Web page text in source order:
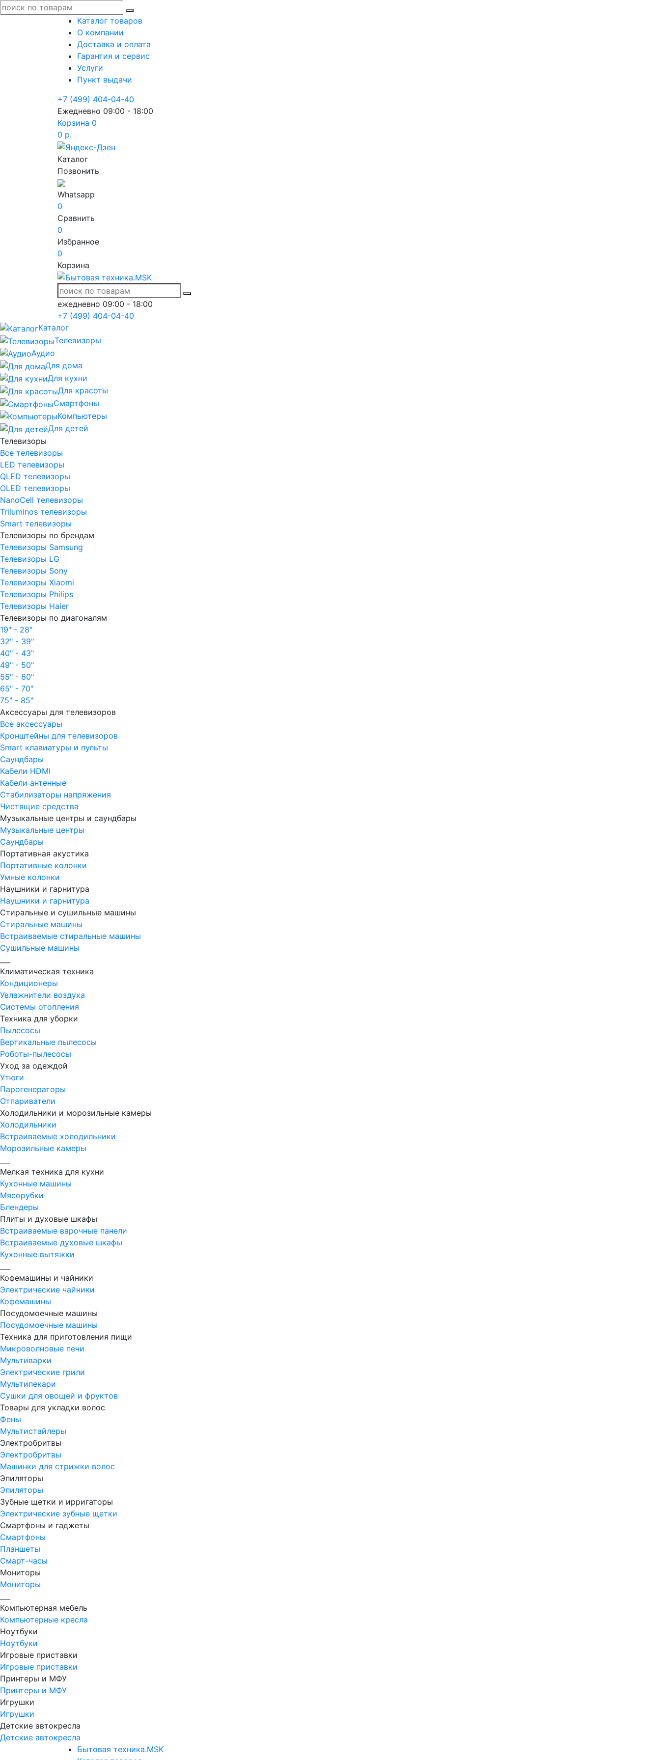
Каталог товаров
О компании
Доставка и оплата
Гарантия и сервис
Услуги
Пункт выдачи
+7 (499) 404-04-40
Ежедневно 09:00 - 18:00
Корзина 0
0 р.
Каталог
Позвонить
Whatsapp
0
Сравнить
0
Избранное
0
Корзина
ежедневно 09:00 - 18:00
+7 (499) 404-04-40
Каталог
Телевизоры
Аудио
Для дома
Для кухни
Для красоты
Смартфоны
Компьютеры
Для детей
Телевизоры
Все телевизоры
LED телевизоры
QLED телевизоры
OLED телевизоры
NanoCell телевизоры
Triluminos телевизоры
Smart телевизоры
Телевизоры по брендам
Телевизоры Samsung
Телевизоры LG
Телевизоры Sony
Телевизоры Xiaomi
Телевизоры Philips
Телевизоры Haier
Телевизоры по диагоналям
19" - 28"
32" - 39"
40" - 43"
49" - 50"
55" - 60"
65" - 70"
75" - 85"
Аксессуары для телевизоров
Все аксессуары
Кронштейны для телевизоров
Smart клавиатуры и пульты
Саундбары
Кабели HDMI
Кабели антенные
Стабилизаторы напряжения
Чистящие средства
Музыкальные центры и саундбары
Музыкальные центры
Саундбары
Портативная акустика
Портативные колонки
Умные колонки
Наушники и гарнитура
Наушники и гарнитура
Стиральные и сушильные машины
Стиральные машины
Встраиваемые стиральные машины
Сушильные машины
Климатическая техника
Кондиционеры
Увлажнители воздуха
Системы отопления
Техника для уборки
Пылесосы
Вертикальные пылесосы
Роботы-пылесосы
Уход за одеждой
Утюги
Парогенераторы
Отпариватели
Холодильники и морозильные камеры
Холодильники
Встраиваемые холодильники
Морозильные камеры
Мелкая техника для кухни
Кухонные машины
Мясорубки
Блендеры
Плиты и духовые шкафы
Встраиваемые варочные панели
Встраиваемые духовые шкафы
Кухонные вытяжки
Кофемашины и чайники
Электрические чайники
Кофемашины
Посудомоечные машины
Посудомоечные машины
Техника для приготовления пищи
Микроволновые печи
Мультиварки
Электрические грили
Мультипекари
Сушки для овощей и фруктов
Товары для укладки волос
Фены
Мультистайлеры
Электробритвы
Электробритвы
Машинки для стрижки волос
Эпиляторы
Эпиляторы
Зубные щетки и ирригаторы
Электрические зубные щетки
Смартфоны и гаджеты
Смартфоны
Планшеты
Смарт-часы
Мониторы
Мониторы
Компьютерная мебель
Компьютерные кресла
Ноутбуки
Ноутбуки
Игровые приставки
Игровые приставки
Принтеры и МФУ
Принтеры и МФУ
Игрушки
Игрушки
Детские автокресла
Детские автокресла
Бытовая техника.MSK